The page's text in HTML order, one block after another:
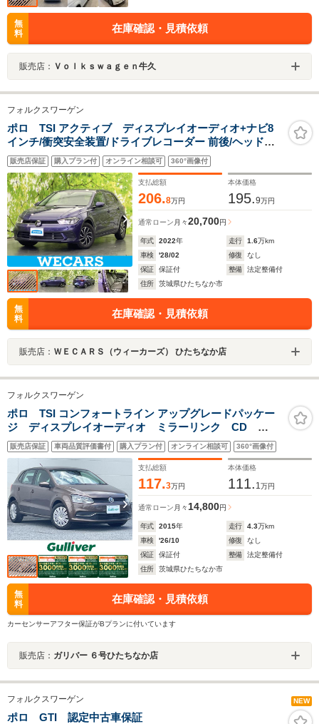
無
料
在庫確認・見積依頼
販売店： Ｖｏｌｋｓｗａｇｅｎ牛久
フォルクスワーゲン
ポロ TSI アクティブ ディスプレイオーディオ+ナビ8
インチ/衝突安全装置/ドライブレコーダー 前後/ヘッドラ
ンプ LED/USBジャック/Bluetooth接続/ETC2.0/EBD付
ABS
販売店保証 購入プラン付 オンライン相談可 360°画像付
支払総額
206.8万円
本体価格
195.9万円
通常ローン 月々20,700円
年式 2022年 走行 1.6万km
車検
'28/02 修復
なし
保証
保証付 整備
法定整備付
住所
茨城県ひたちなか市
無
料
在庫確認・見積依頼
販売店： ＷＥＣＡＲＳ（ウィーカーズ） ひたちなか店
フォルクスワーゲン
ポロ TSI コンフォートライン アップグレードパッケー
ジ ディスプレイオーディオ ミラーリンク CD
AUX BT USB キーレス DSG EPC フロアマッ
ト サイドSRS ウィンカーミラー ホイールキャッ
プ ターボ車
販売店保証 車両品質評価書付 購入プラン付 オンライン相談可 360°画像付
支払総額
117.3万円
本体価格
111. 1万円
通常ローン 月々 14,800円
年式 2015年 走行 4.3万km
車検
'26/10 修復
なし
保証
保証付 整備
法定整備付
住所
茨城県ひたちなか市
無
料
在庫確認・見積依頼
カーセンサーアフター保証がBプランに付いています
販売店： ガリバー ６号ひたちなか店
フォルクスワーゲン NEW
ポロ GTI 認定中古車保証